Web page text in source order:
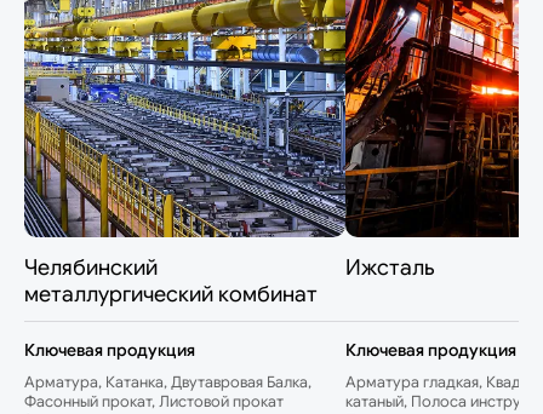
Челябинский
металлургический комбинат
Ключевая продукция
Арматура, Катанка, Двутавровая Балка,
Фасонный прокат, Листовой прокат
Ижсталь
Ключевая продукция
Арматура гладкая,
катаный, Полоса